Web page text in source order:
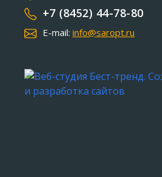
+7 (8452) 44-78-80
E-mail: info@saropt.ru